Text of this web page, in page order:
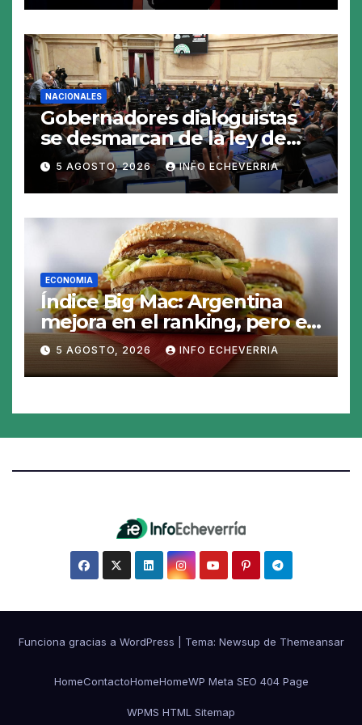
NACIONALES
Gobernadores dialoguistas
se desmarcan de la ley de
Tierras y ponen en jaque su
tratamiento en el Senado
5 AGOSTO, 2026 INFO ECHEVERRIA
ECONOMIA
Índice Big Mac: Argentina
mejora en el ranking, pero el
peso sigue sobrevaluado un
19%
5 AGOSTO, 2026 INFO ECHEVERRIA
Funciona gracias a WordPress Tema: Newsup de Themeansar
HomeContactoHomeHomeWP Meta SEO 404 Page
WPMS HTML Sitemap